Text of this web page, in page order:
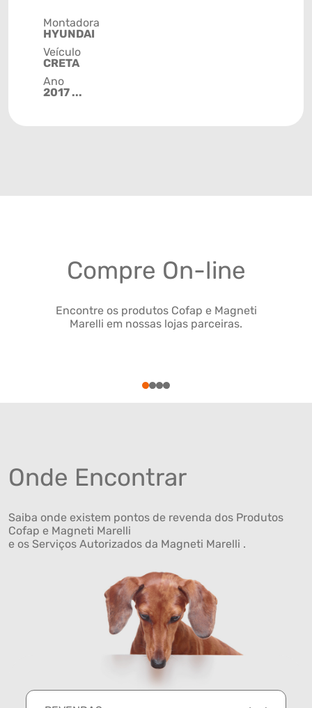
Montadora
HYUNDAI
Veículo
CRETA
Ano
2017 ...
Compre On-line
Encontre os produtos Cofap e Magneti
Marelli em nossas lojas parceiras.
1234
Onde Encontrar
Saiba onde existem pontos de revenda dos Produtos
Cofap e Magneti Marelli
e os Serviços Autorizados da Magneti Marelli .